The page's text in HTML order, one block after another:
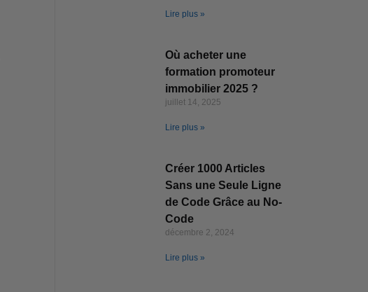
Lire plus »
Où acheter une
formation promoteur
immobilier 2025 ?
juillet 14, 2025
Lire plus »
Créer 1000 Articles
Sans une Seule Ligne
de Code Grâce au No-
Code
décembre 2, 2024
Lire plus »